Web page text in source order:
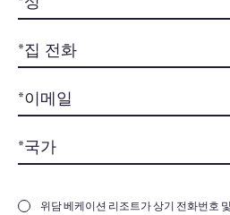
위담 베케이션 리조트가 상기 전화번호